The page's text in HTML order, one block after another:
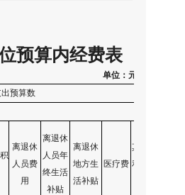
预算内经费表
单位：元
预算数
离退休
人员费
用
离退休
人员年
终生活
补贴
离退休
地方生
活补贴
医疗费
其他福
利性支